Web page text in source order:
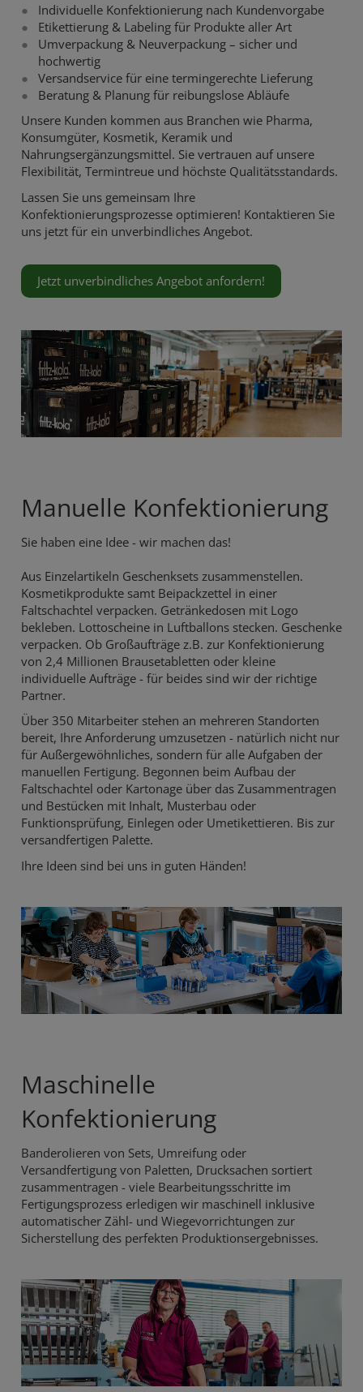
Individuelle Konfektionierung nach Kundenvorgabe
Etikettierung & Labeling für Produkte aller Art
Umverpackung & Neuverpackung – sicher und
hochwertig
Versandservice für eine termingerechte Lieferung
Beratung & Planung für reibungslose Abläufe
Unsere Kunden kommen aus Branchen wie Pharma,
Konsumgüter, Kosmetik, Keramik und
Nahrungsergänzungsmittel. Sie vertrauen auf unsere
Flexibilität, Termintreue und höchste Qualitätsstandards.
Lassen Sie uns gemeinsam Ihre
Konfektionierungsprozesse optimieren! Kontaktieren Sie
uns jetzt für ein unverbindliches Angebot.
Jetzt unverbindliches Angebot anfordern!
Manuelle Konfektionierung
Sie haben eine Idee - wir machen das!
Aus Einzelartikeln Geschenksets zusammenstellen.
Kosmetikprodukte samt Beipackzettel in einer
Faltschachtel verpacken. Getränkedosen mit Logo
bekleben. Lottoscheine in Luftballons stecken. Geschenke
verpacken. Ob Großaufträge z.B. zur Konfektionierung
von 2,4 Millionen Brausetabletten oder kleine
individuelle Aufträge - für beides sind wir der richtige
Partner.
Über 350 Mitarbeiter stehen an mehreren Standorten
bereit, Ihre Anforderung umzusetzen - natürlich nicht nur
für Außergewöhnliches, sondern für alle Aufgaben der
manuellen Fertigung. Begonnen beim Aufbau der
Faltschachtel oder Kartonage über das Zusammentragen
und Bestücken mit Inhalt, Musterbau oder
Funktionsprüfung, Einlegen oder Umetikettieren. Bis zur
versandfertigen Palette.
Ihre Ideen sind bei uns in guten Händen!
Maschinelle
Konfektionierung
Banderolieren von Sets, Umreifung oder
Versandfertigung von Paletten, Drucksachen sortiert
zusammentragen - viele Bearbeitungsschritte im
Fertigungsprozess erledigen wir maschinell inklusive
automatischer Zähl- und Wiegevorrichtungen zur
Sicherstellung des perfekten Produktionsergebnisses.